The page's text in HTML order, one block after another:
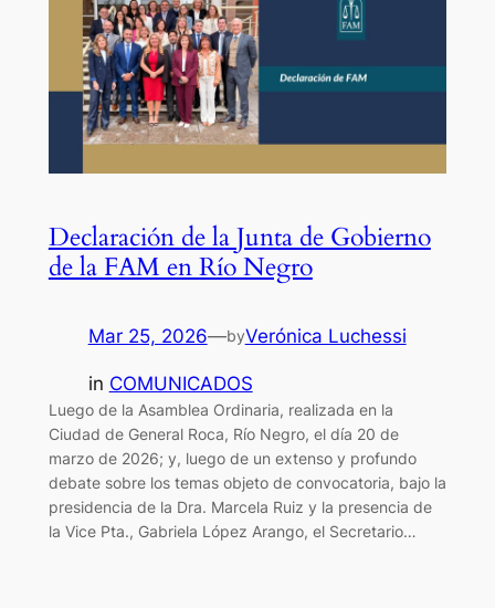
Declaración de la Junta de Gobierno
de la FAM en Río Negro
Mar 25, 2026—byVerónica Luchessi
in COMUNICADOS
Luego de la Asamblea Ordinaria, realizada en la
Ciudad de General Roca, Río Negro, el día 20 de
marzo de 2026; y, luego de un extenso y profundo
debate sobre los temas objeto de convocatoria, bajo la
presidencia de la Dra. Marcela Ruiz y la presencia de
la Vice Pta., Gabriela López Arango, el Secretario…